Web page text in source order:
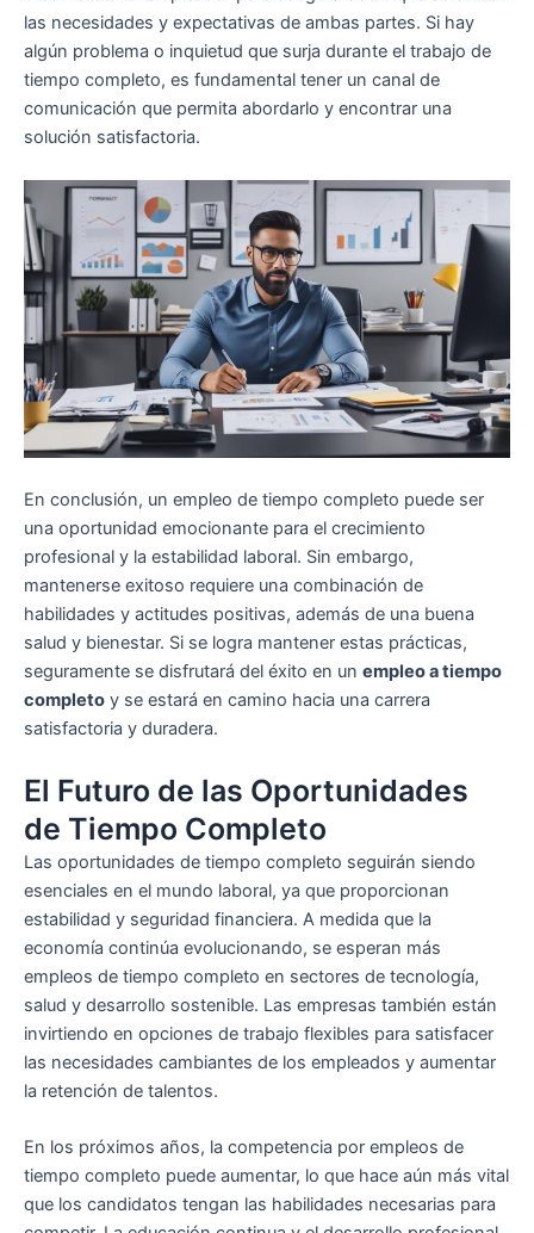
las necesidades y expectativas de ambas partes. Si hay
algún problema o inquietud que surja durante el trabajo de
tiempo completo, es fundamental tener un canal de
comunicación que permita abordarlo y encontrar una
solución satisfactoria.
En conclusión, un empleo de tiempo completo puede ser
una oportunidad emocionante para el crecimiento
profesional y la estabilidad laboral. Sin embargo,
mantenerse exitoso requiere una combinación de
habilidades y actitudes positivas, además de una buena
salud y bienestar. Si se logra mantener estas prácticas,
seguramente se disfrutará del éxito en un empleo a tiempo
completo y se estará en camino hacia una carrera
satisfactoria y duradera.
El Futuro de las Oportunidades
de Tiempo Completo
Las oportunidades de tiempo completo seguirán siendo
esenciales en el mundo laboral, ya que proporcionan
estabilidad y seguridad financiera. A medida que la
economía continúa evolucionando, se esperan más
empleos de tiempo completo en sectores de tecnología,
salud y desarrollo sostenible. Las empresas también están
invirtiendo en opciones de trabajo flexibles para satisfacer
las necesidades cambiantes de los empleados y aumentar
la retención de talentos.
En los próximos años, la competencia por empleos de
tiempo completo puede aumentar, lo que hace aún más vital
que los candidatos tengan las habilidades necesarias para